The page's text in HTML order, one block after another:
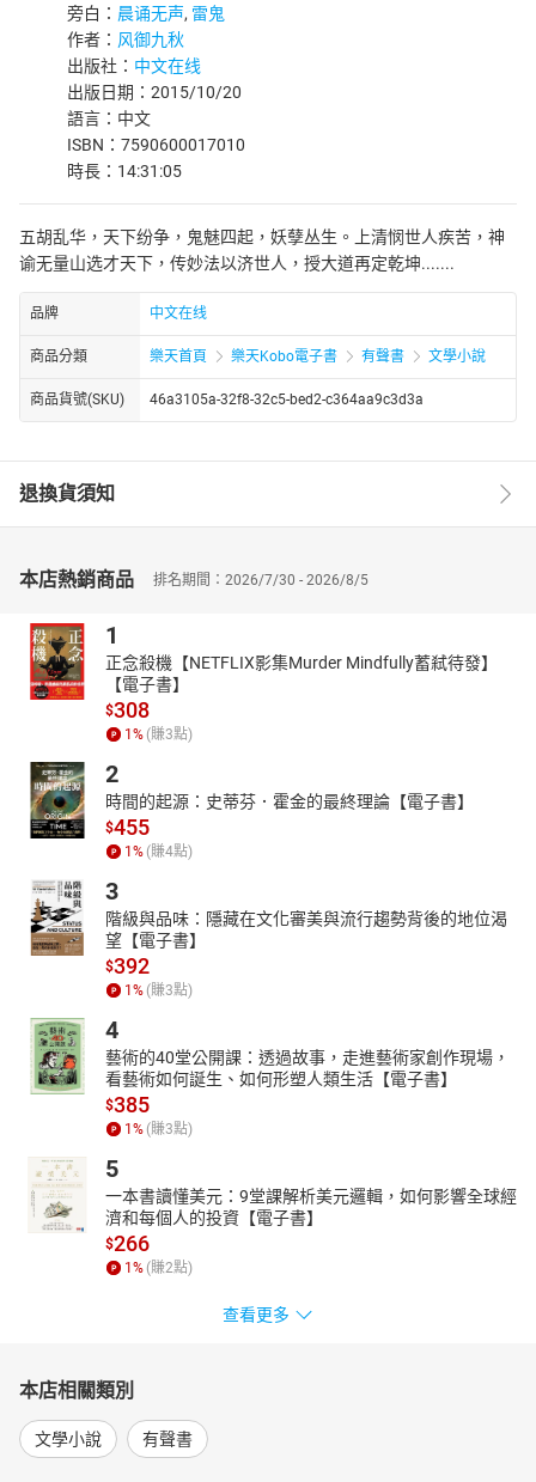
旁白： 晨诵无声, 雷鬼
作者： 风御九秋
出版社： 中文在线
出版日期：2015/10/20
語言：中文
ISBN：7590600017010
時長：14:31:05
五胡乱华，天下纷争，鬼魅四起，妖孽丛生。上清悯世人疾苦，神
谕无量山选才天下，传妙法以济世人，授大道再定乾坤.......
品牌 中文在线
商品分類 樂天首頁 樂天Kobo電子書 有聲書 文學小說
商品貨號(SKU) 46a3105a-32f8-32c5-bed2-c364aa9c3d3a
退換貨須知
本店熱銷商品 排名期間：2026/7/30 - 2026/8/5
1
正念殺機【NETFLIX影集Murder Mindfully蓄弒待發】
【電子書】
$308
1% (賺3點)
2
時間的起源：史蒂芬．霍金的最終理論【電子書】
$455
1% (賺4點)
3
階級與品味：隱藏在文化審美與流行趨勢背後的地位渴
望【電子書】
$392
1% (賺3點)
4
藝術的40堂公開課：透過故事，走進藝術家創作現場，
看藝術如何誕生、如何形塑人類生活【電子書】
$385
1% (賺3點)
5
一本書讀懂美元：9堂課解析美元邏輯，如何影響全球經
濟和每個人的投資【電子書】
$266
1% (賺2點)
查看更多
本店相關類別
文學小說 有聲書